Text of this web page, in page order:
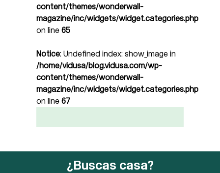
content/themes/wonderwall-
magazine/inc/widgets/widget.categories.php
on line 65
Notice: Undefined index: show_image in
/home/vidusa/blog.vidusa.com/wp-
content/themes/wonderwall-
magazine/inc/widgets/widget.categories.php
on line 67
¿Buscas casa?